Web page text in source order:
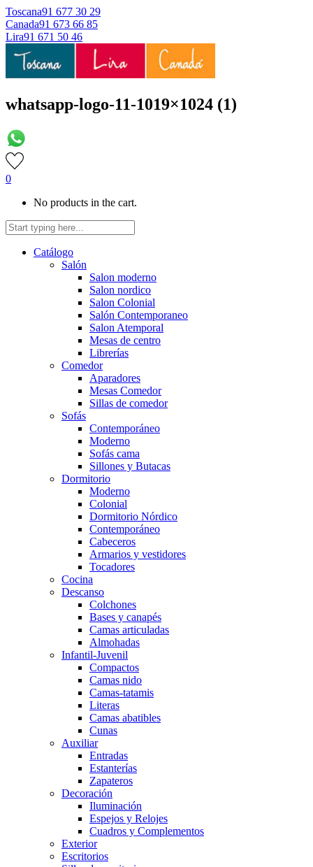
Toscana91 677 30 29
Canada91 673 66 85
Lira91 671 50 46
whatsapp-logo-11-1019×1024 (1)
0
No products in the cart.
Catálogo
Salón
Salon moderno
Salon nordico
Salon Colonial
Salón Contemporaneo
Salon Atemporal
Mesas de centro
Librerías
Comedor
Aparadores
Mesas Comedor
Sillas de comedor
Sofás
Contemporáneo
Moderno
Sofás cama
Sillones y Butacas
Dormitorio
Moderno
Colonial
Dormitorio Nórdico
Contemporáneo
Cabeceros
Armarios y vestidores
Tocadores
Cocina
Descanso
Colchones
Bases y canapés
Camas articuladas
Almohadas
Infantil-Juvenil
Compactos
Camas nido
Camas-tatamis
Literas
Camas abatibles
Cunas
Auxiliar
Entradas
Estanterías
Zapateros
Decoración
Iluminación
Espejos y Relojes
Cuadros y Complementos
Exterior
Escritorios